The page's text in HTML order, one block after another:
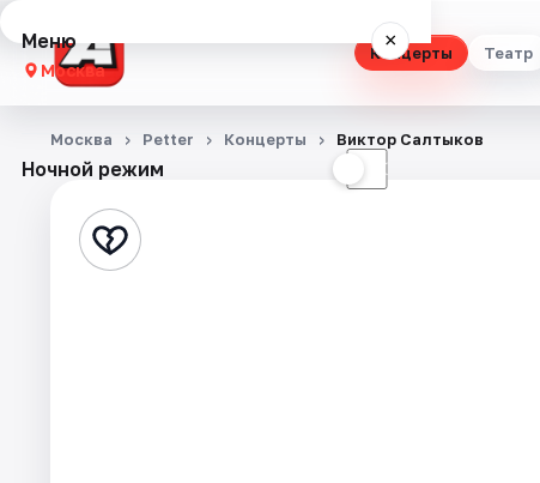
Концерты Театр
Меню ×
Москва
Концерты
Стендап
Ночной режим ☾
Москва Petter Концерты Виктор Салтыков